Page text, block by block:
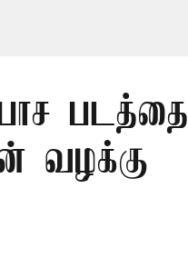
படத்தை
வழக்கு